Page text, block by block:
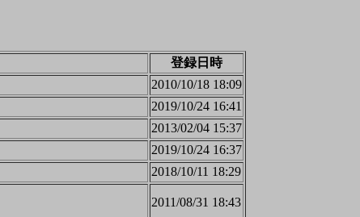
登録日時
2010/10/18 18:09
2019/10/24 16:41
2013/02/04 15:37
2019/10/24 16:37
2018/10/11 18:29
2011/08/31 18:43